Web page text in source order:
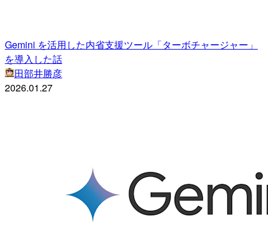
Gemini を活用した内省支援ツール「ターボチャージャー」
を導入した話
田部井勝彦
2026.01.27